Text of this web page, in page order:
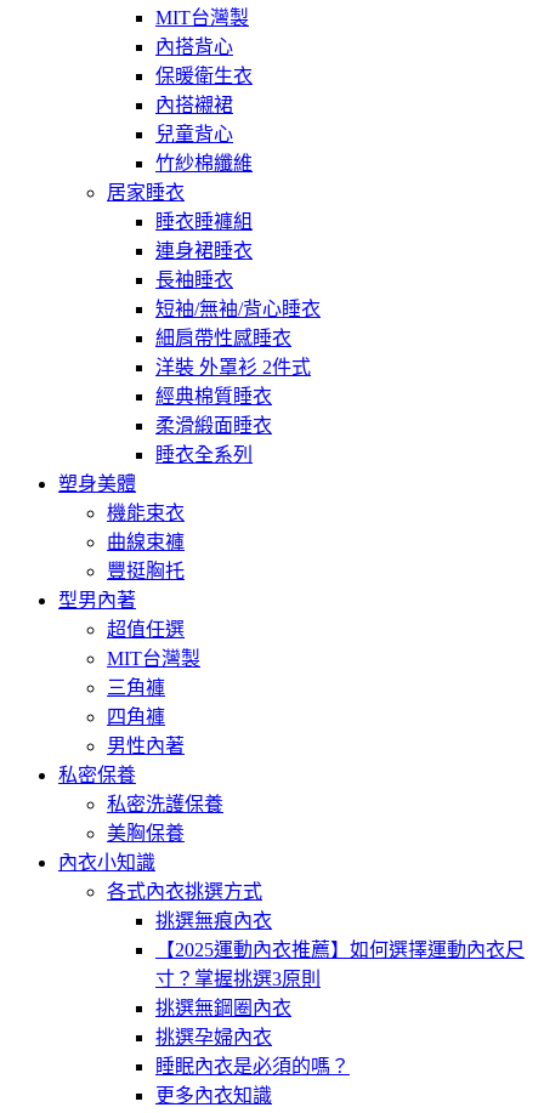
MIT台灣製
內搭背心
保暖衛生衣
內搭襯裙
兒童背心
竹紗棉纖維
居家睡衣
睡衣睡褲組
連身裙睡衣
長袖睡衣
短袖/無袖/背心睡衣
細肩帶性感睡衣
洋裝 外罩衫 2件式
經典棉質睡衣
柔滑緞面睡衣
睡衣全系列
塑身美體
機能束衣
曲線束褲
豐挺胸托
型男內著
超值任選
MIT台灣製
三角褲
四角褲
男性內著
私密保養
私密洗護保養
美胸保養
內衣小知識
各式內衣挑選方式
挑選無痕內衣
【2025運動內衣推薦】如何選擇運動內衣尺
寸？掌握挑選3原則
挑選無鋼圈內衣
挑選孕婦內衣
睡眠內衣是必須的嗎？
更多內衣知識